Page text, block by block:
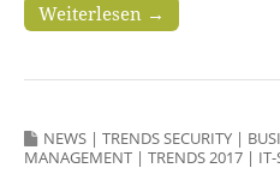
Weiterlesen →
NEWS | TRENDS SECURITY |
MANAGEMENT | TRENDS 2017 | IT-